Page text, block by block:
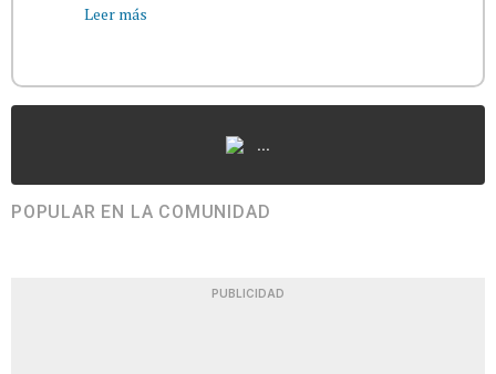
Leer más
...
POPULAR EN LA COMUNIDAD
PUBLICIDAD